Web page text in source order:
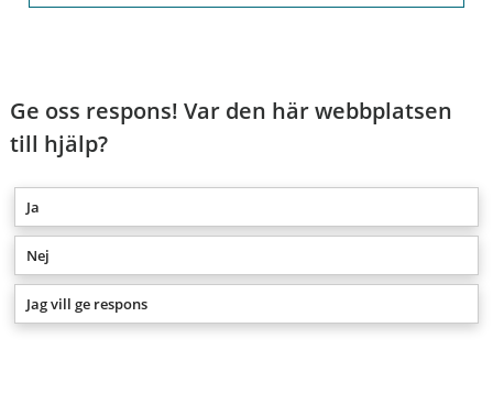
Ge oss respons! Var den här webbplatsen
till hjälp?
Ja
Nej
Jag vill ge respons